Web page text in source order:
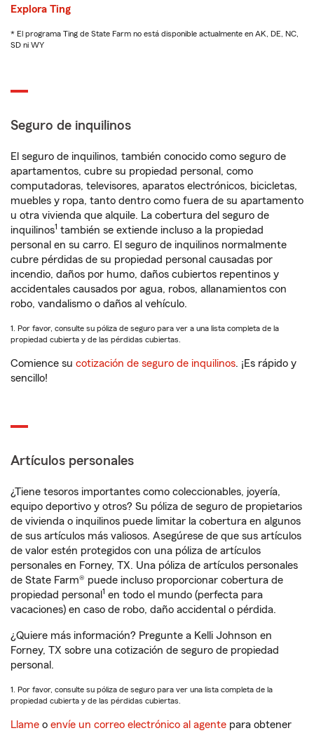
Explora Ting
* El programa Ting de State Farm no está disponible actualmente en AK, DE, NC,
SD ni WY
Seguro de inquilinos
El seguro de inquilinos, también conocido como seguro de
apartamentos, cubre su propiedad personal, como
computadoras, televisores, aparatos electrónicos, bicicletas,
muebles y ropa, tanto dentro como fuera de su apartamento
u otra vivienda que alquile. La cobertura del seguro de
inquilinos1 también se extiende incluso a la propiedad
personal en su carro. El seguro de inquilinos normalmente
cubre pérdidas de su propiedad personal causadas por
incendio, daños por humo, daños cubiertos repentinos y
accidentales causados por agua, robos, allanamientos con
robo, vandalismo o daños al vehículo.
1. Por favor, consulte su póliza de seguro para ver a una lista completa de la
propiedad cubierta y de las pérdidas cubiertas.
Comience su cotización de seguro de inquilinos. ¡Es rápido y
sencillo!
Artículos personales
¿Tiene tesoros importantes como coleccionables, joyería,
equipo deportivo y otros? Su póliza de seguro de propietarios
de vivienda o inquilinos puede limitar la cobertura en algunos
de sus artículos más valiosos. Asegúrese de que sus artículos
de valor estén protegidos con una póliza de artículos
personales en Forney, TX. Una póliza de artículos personales
de State Farm® puede incluso proporcionar cobertura de
propiedad personal 1 en todo el mundo (perfecta para
vacaciones) en caso de robo, daño accidental o pérdida.
¿Quiere más información? Pregunte a Kelli Johnson en
Forney, TX sobre una cotización de seguro de propiedad
personal.
1. Por favor, consulte su póliza de seguro para ver una lista completa de la
propiedad cubierta y de las pérdidas cubiertas.
Llame o envíe un correo electrónico al agente para obtener